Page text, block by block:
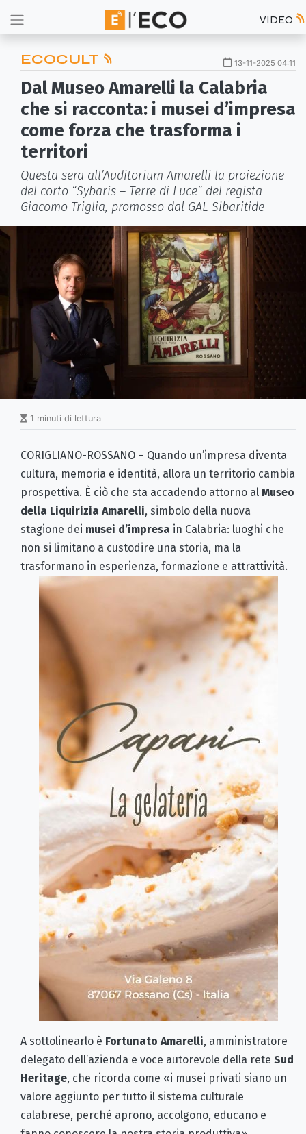
VIDEO
ECOCULT 13-11-2025 04:11
Dal Museo Amarelli la Calabria
che si racconta: i musei d’impresa
come forza che trasforma i
territori
Questa sera all’Auditorium Amarelli la proiezione
del corto “Sybaris – Terre di Luce” del regista
Giacomo Triglia, promosso dal GAL Sibaritide
1 minuti di lettura
CORIGLIANO-ROSSANO – Quando un’impresa diventa
cultura, memoria e identità, allora un territorio cambia
prospettiva. È ciò che sta accadendo attorno al Museo
della Liquirizia Amarelli, simbolo della nuova
stagione dei musei d’impresa in Calabria: luoghi che
non si limitano a custodire una storia, ma la
trasformano in esperienza, formazione e attrattività.
A sottolinearlo è Fortunato Amarelli, amministratore
delegato dell’azienda e voce autorevole della rete Sud
Heritage, che ricorda come «i musei privati siano un
valore aggiunto per tutto il sistema culturale
calabrese, perché aprono, accolgono, educano e